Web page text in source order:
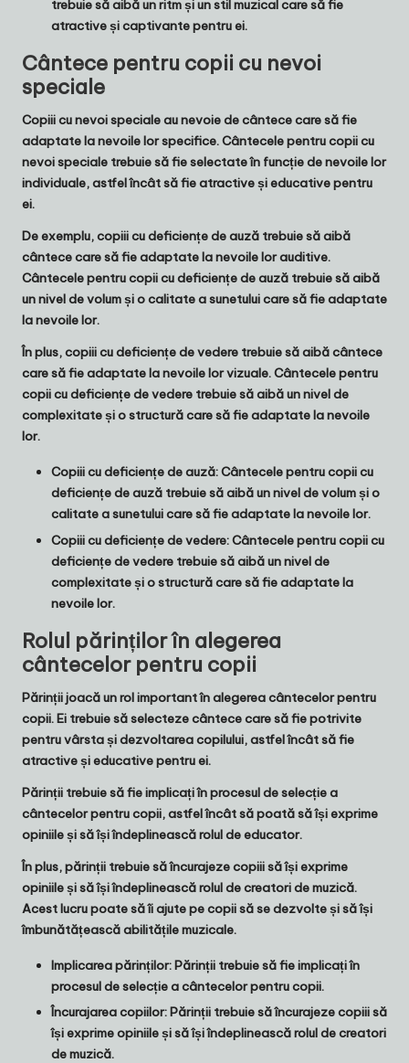
trebuie să aibă un ritm și un stil muzical care să fie
atractive și captivante pentru ei.
Cântece pentru copii cu nevoi
speciale
Copiii cu nevoi speciale au nevoie de cântece care să fie
adaptate la nevoile lor specifice. Cântecele pentru copii cu
nevoi speciale trebuie să fie selectate în funcție de nevoile lor
individuale, astfel încât să fie atractive și educative pentru
ei.
De exemplu, copiii cu deficiențe de auză trebuie să aibă
cântece care să fie adaptate la nevoile lor auditive.
Cântecele pentru copii cu deficiențe de auză trebuie să aibă
un nivel de volum și o calitate a sunetului care să fie adaptate
la nevoile lor.
În plus, copiii cu deficiențe de vedere trebuie să aibă cântece
care să fie adaptate la nevoile lor vizuale. Cântecele pentru
copii cu deficiențe de vedere trebuie să aibă un nivel de
complexitate și o structură care să fie adaptate la nevoile
lor.
Copiii cu deficiențe de auză: Cântecele pentru copii cu
deficiențe de auză trebuie să aibă un nivel de volum și o
calitate a sunetului care să fie adaptate la nevoile lor.
Copiii cu deficiențe de vedere: Cântecele pentru copii cu
deficiențe de vedere trebuie să aibă un nivel de
complexitate și o structură care să fie adaptate la
nevoile lor.
Rolul părinților în alegerea
cântecelor pentru copii
Părinții joacă un rol important în alegerea cântecelor pentru
copii. Ei trebuie să selecteze cântece care să fie potrivite
pentru vârsta și dezvoltarea copilului, astfel încât să fie
atractive și educative pentru ei.
Părinții trebuie să fie implicați în procesul de selecție a
cântecelor pentru copii, astfel încât să poată să își exprime
opiniile și să își îndeplinească rolul de educator.
În plus, părinții trebuie să încurajeze copiii să își exprime
opiniile și să își îndeplinească rolul de creatori de muzică.
Acest lucru poate să îi ajute pe copii să se dezvolte și să își
îmbunătățească abilitățile muzicale.
Implicarea părinților: Părinții trebuie să fie implicați în
procesul de selecție a cântecelor pentru copii.
Încurajarea copiilor: Părinții trebuie să încurajeze copiii să
își exprime opiniile și să își îndeplinească rolul de creatori
de muzică.